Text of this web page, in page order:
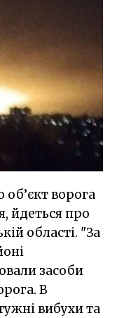
ворога
йдеться про
області. "За
засоби
В
вибухи та